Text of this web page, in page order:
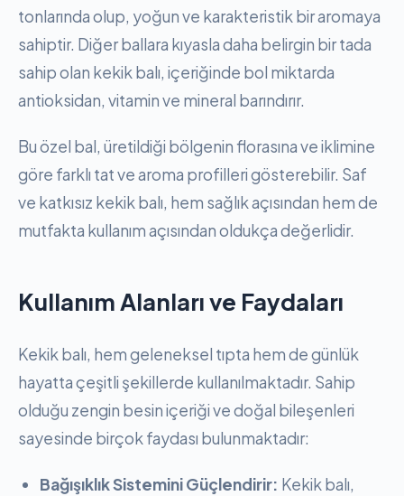
tonlarında olup, yoğun ve karakteristik bir aromaya
sahiptir. Diğer ballara kıyasla daha belirgin bir tada
sahip olan kekik balı, içeriğinde bol miktarda
antioksidan, vitamin ve mineral barındırır.
Bu özel bal, üretildiği bölgenin florasına ve iklimine
göre farklı tat ve aroma profilleri gösterebilir. Saf
ve katkısız kekik balı, hem sağlık açısından hem de
mutfakta kullanım açısından oldukça değerlidir.
Kullanım Alanları ve Faydaları
Kekik balı, hem geleneksel tıpta hem de günlük
hayatta çeşitli şekillerde kullanılmaktadır. Sahip
olduğu zengin besin içeriği ve doğal bileşenleri
sayesinde birçok faydası bulunmaktadır:
Bağışıklık Sistemini Güçlendirir: Kekik balı,